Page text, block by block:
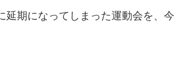
延期になってしまった運動会を、